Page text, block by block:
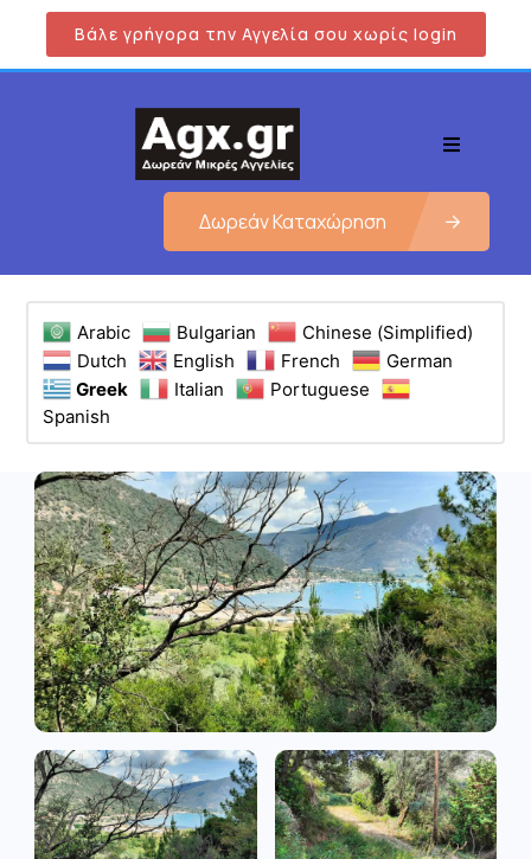
Βάλε γρήγορα την Αγγελία σου χωρίς login
Δωρεάν Καταχώρηση
Arabic Bulgarian
Chinese (Simplified)
Dutch
English French
German
Greek
Italian
Portuguese
Spanish